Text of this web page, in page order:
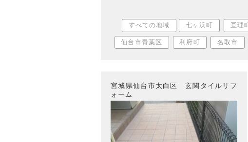
すべての地域 七ヶ浜町 亘理町
仙台市青葉区 利府町 名取市
宮城県仙台市太白区 玄関タイルリフ
ォーム